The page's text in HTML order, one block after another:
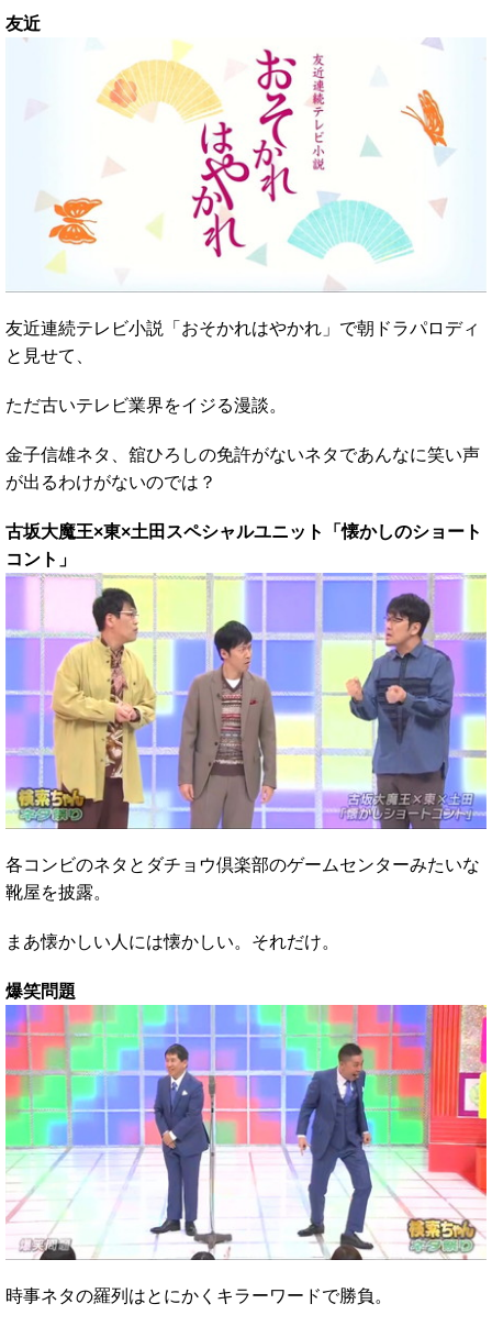
友近
友近連続テレビ小説「おそかれはやかれ」で朝ドラパロディ
と見せて、
ただ古いテレビ業界をイジる漫談。
金子信雄ネタ、舘ひろしの免許がないネタであんなに笑い声
が出るわけがないのでは？
古坂大魔王×東×土田スペシャルユニット「懐かしのショート
コント」
各コンビのネタとダチョウ倶楽部のゲームセンターみたいな
靴屋を披露。
まあ懐かしい人には懐かしい。それだけ。
爆笑問題
時事ネタの羅列はとにかくキラーワードで勝負。